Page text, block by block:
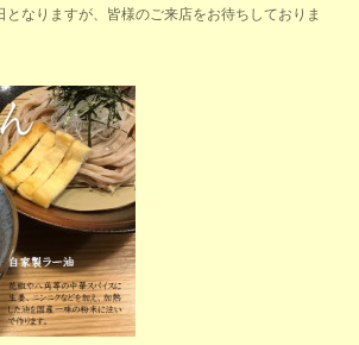
となりますが、皆様のご来店をお待ちしておりま